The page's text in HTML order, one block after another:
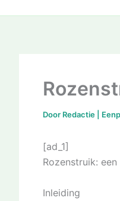
Door Redactie |
[ad_1]
Rozenstruik:
Inleiding